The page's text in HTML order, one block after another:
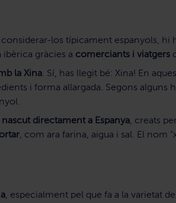
los típicament espanyols, hi
ibèrica gràcies a comerciants i viatgers
la Xina. Sí, has llegit bé: Xina! En
i forma allargada. Segons
directament a Espanya, creats
, com ara farina, aigua i sal. El nom
, especialment pel que fa a la varietat